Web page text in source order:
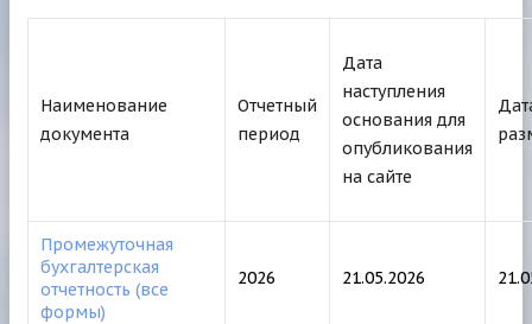
Наименование
документа
Отчетный
период
Дата
наступления
основания для
опубликования
на сайте
Промежуточная
бухгалтерская
отчетность (все
формы)
2026 21.05.2026